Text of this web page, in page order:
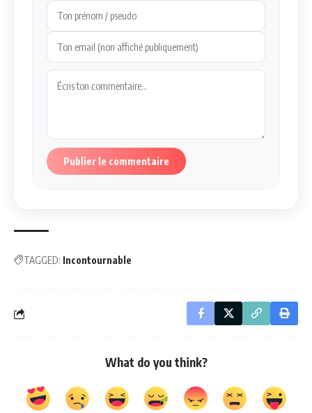
Publier le commentaire
TAGGED: Incontournable
What do you think?